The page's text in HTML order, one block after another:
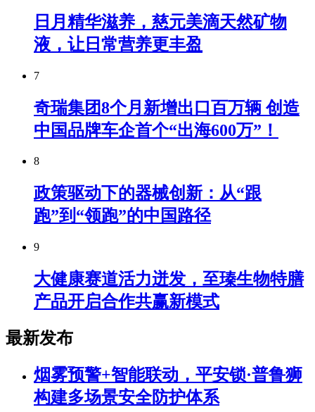
日月精华滋养，慈元美滴天然矿物
液，让日常营养更丰盈
7
奇瑞集团8个月新增出口百万辆 创造
中国品牌车企首个“出海600万”！
8
政策驱动下的器械创新：从“跟
跑”到“领跑”的中国路径
9
大健康赛道活力迸发，至瑧生物特膳
产品开启合作共赢新模式
最新发布
烟雾预警+智能联动，平安锁·普鲁狮
构建多场景安全防护体系